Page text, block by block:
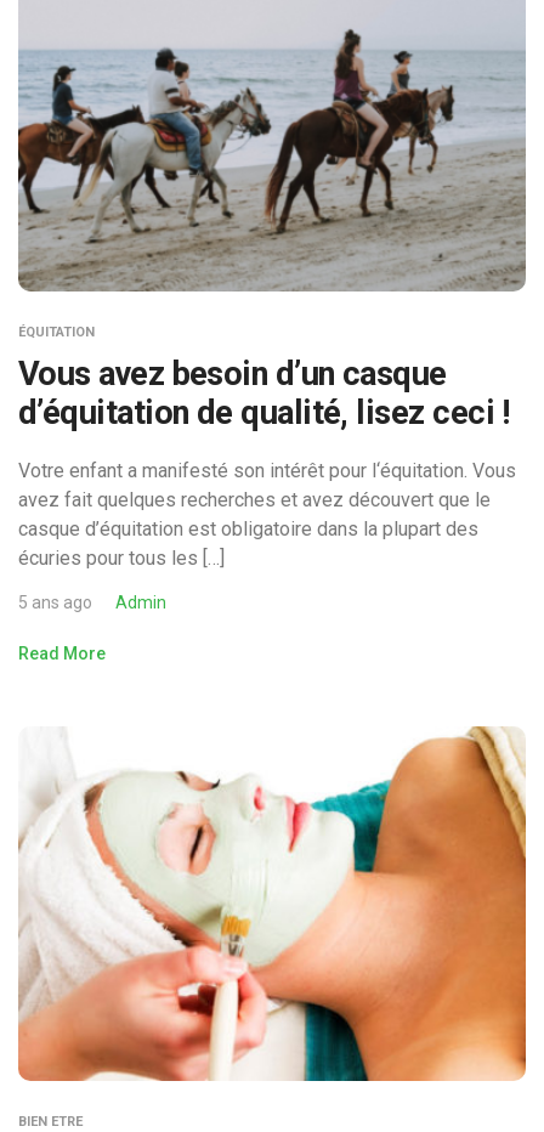
ÉQUITATION
Vous avez besoin d’un casque
d’équitation de qualité, lisez ceci !
Votre enfant a manifesté son intérêt pour l‘équitation. Vous
avez fait quelques recherches et avez découvert que le
casque d’équitation est obligatoire dans la plupart des
écuries pour tous les […]
5 ans ago Admin
Read More
BIEN ETRE